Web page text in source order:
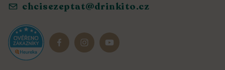
Reklamace a vrácení
Dárkové sady
chcisezeptat@drinkito.cz